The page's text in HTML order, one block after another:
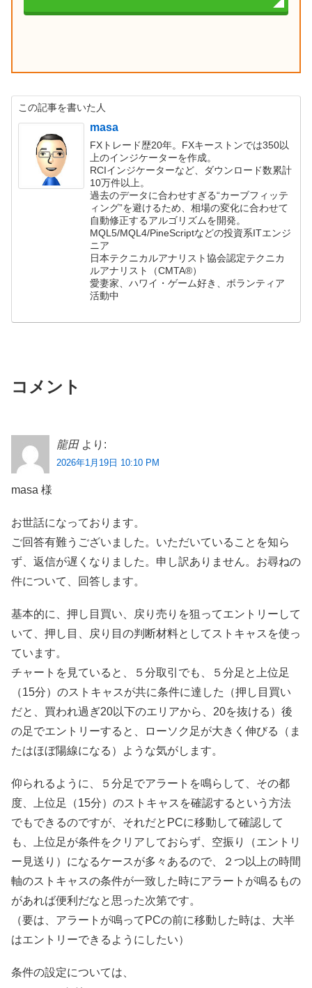
この記事を書いた人
masa
FXトレード歴20年。FXキーストンでは350以
上のインジケーターを作成。
RCIインジケーターなど、ダウンロード数累計
10万件以上。
過去のデータに合わせすぎる“カーブフィッテ
ィング”を避けるため、相場の変化に合わせて
自動修正するアルゴリズムを開発。
MQL5/MQL4/PineScriptなどの投資系ITエンジ
ニア
日本テクニカルアナリスト協会認定テクニカ
ルアナリスト（CMTA®）
愛妻家、ハワイ・ゲーム好き、ボランティア
活動中
コメント
龍田 より:
2026年1月19日 10:10 PM
masa 様
お世話になっております。
ご回答有難うございました。いただいていることを知ら
ず、返信が遅くなりました。申し訳ありません。お尋ねの
件について、回答します。
基本的に、押し目買い、戻り売りを狙ってエントリーして
いて、押し目、戻り目の判断材料としてストキャスを使っ
ています。
チャートを見ていると、５分取引でも、５分足と上位足
（15分）のストキャスが共に条件に達した（押し目買い
だと、買われ過ぎ20以下のエリアから、20を抜ける）後
の足でエントリーすると、ローソク足が大きく伸びる（ま
たはほぼ陽線になる）ような気がします。
仰られるように、５分足でアラートを鳴らして、その都
度、上位足（15分）のストキャスを確認するという方法
でもできるのですが、それだとPCに移動して確認して
も、上位足が条件をクリアしておらず、空振り（エントリ
ー見送り）になるケースが多々あるので、２つ以上の時間
軸のストキャスの条件が一致した時にアラートが鳴るもの
があれば便利だなと思った次第です。
（要は、アラートが鳴ってPCの前に移動した時は、大半
はエントリーできるようにしたい）
条件の設定については、